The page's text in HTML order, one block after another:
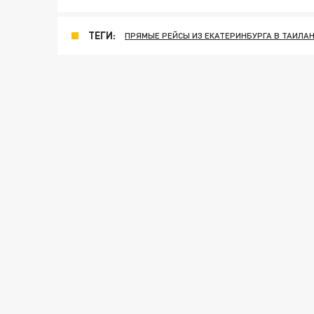
ТЕГИ: ПРЯМЫЕ РЕЙСЫ ИЗ ЕКАТЕРИНБУРГА В